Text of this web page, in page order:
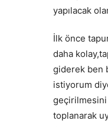
yapılacak
İlk önce
daha
giderek ben
istiyorum
toplanarak